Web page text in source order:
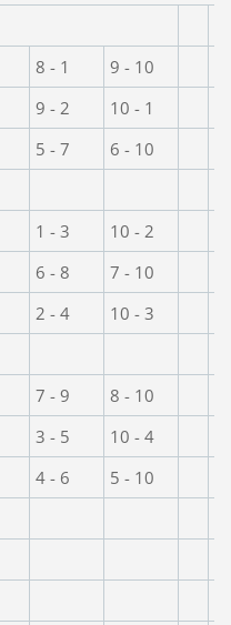
8 - 1 9 - 10
9 - 2 10 - 1
5 - 7 6 - 10
1 - 3 10 - 2
6 - 8 7 - 10
2 - 4 10 - 3
7 - 9 8 - 10
3 - 5 10 - 4
4 - 6 5 - 10